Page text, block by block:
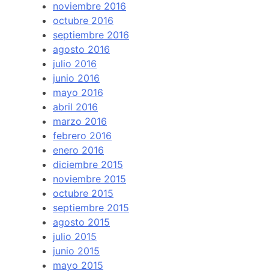
noviembre 2016
octubre 2016
septiembre 2016
agosto 2016
julio 2016
junio 2016
mayo 2016
abril 2016
marzo 2016
febrero 2016
enero 2016
diciembre 2015
noviembre 2015
octubre 2015
septiembre 2015
agosto 2015
julio 2015
junio 2015
mayo 2015